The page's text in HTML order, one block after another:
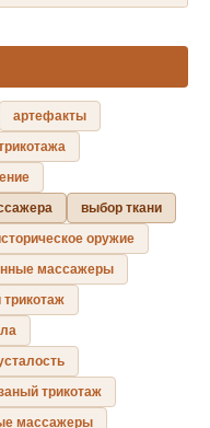
артефакты
выбор ткани
оружие
массажеры
трикотаж
массажеры